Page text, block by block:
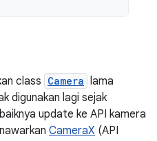
class Camera lama
digunakan lagi sejak
update ke API kamera
CameraX (API